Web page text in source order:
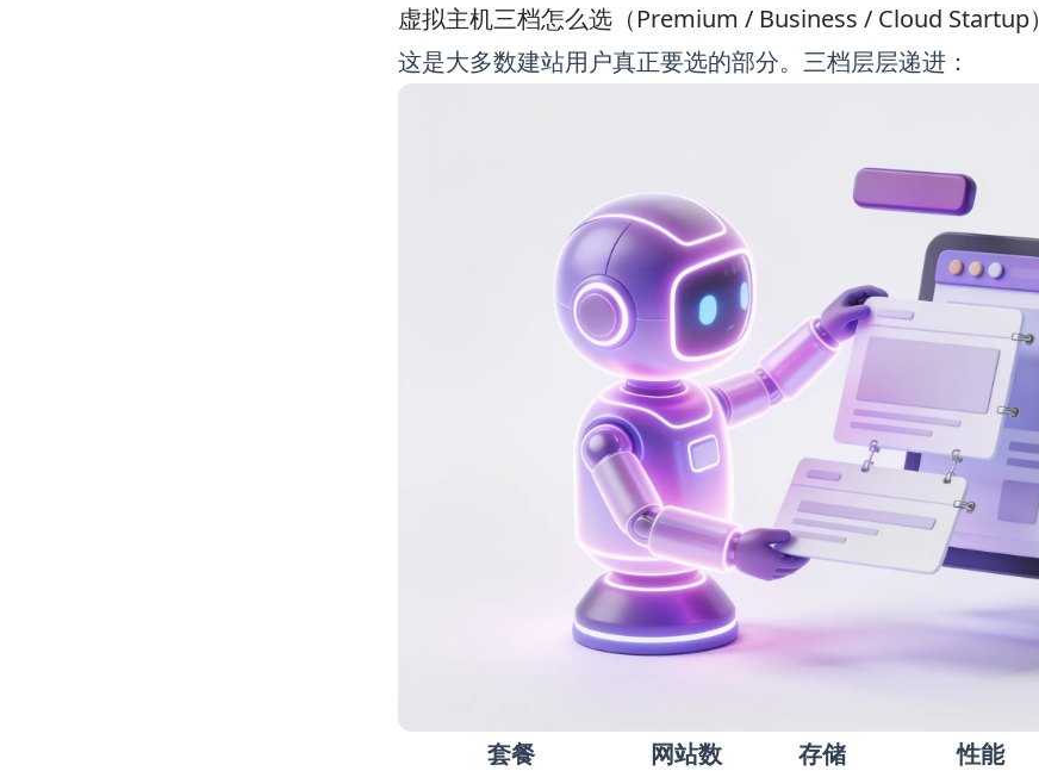
虚拟主机三档怎么选（Premium / Business / Cloud Startup）
这是大多数建站用户真正要选的部分。三档层层递进：
套餐 网站数 存储 性能